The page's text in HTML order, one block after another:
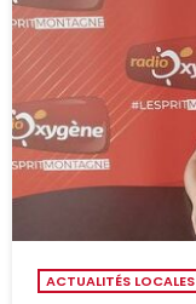
ACTUALITÉS LOCALES